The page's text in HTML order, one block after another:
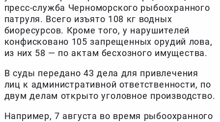
пресс-служба Черноморского рыбоохранного
патруля. Всего изъято 108 кг водных
биоресурсов. Кроме того, у нарушителей
конфисковано 105 запрещенных орудий лова,
из них 58 — по актам бесхозного имущества.
В суды передано 43 дела для привлечения
лиц к административной ответственности, по
двум делам открыто уголовное производство.
Например, 7 августа во время рыбоохранного